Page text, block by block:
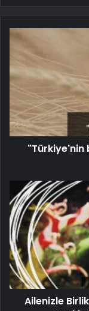
"Türkiye'nin
Ailenizle